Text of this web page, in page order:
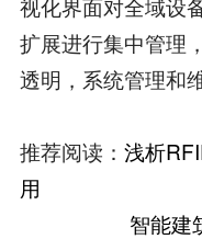
视化界面对全域设
扩展进行集中管理
透明，系统管理和
推荐阅读： 浅析
用
智能建